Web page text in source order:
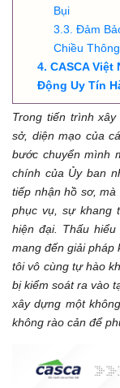
Bụi
Đảm
Chiều
CASCA
Động Uy Tín
Trong tiến trình
sở, diện mạo của
bước chuyển mình
chính của Ủy ban
tiếp nhận hồ sơ,
phục vụ, sự khang
hiện đại. Thấu
mang đến giải pháp
tôi vô cùng tự hào
bị kiểm soát ra vào
xây dựng một
không rào cản để